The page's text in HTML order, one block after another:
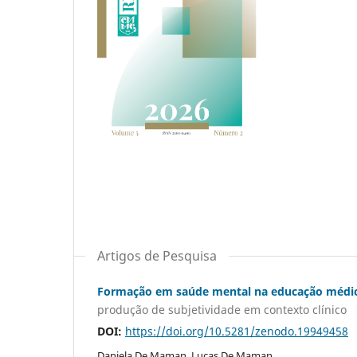
Artigos de Pesquisa
Formação em saúde mental na educação
produção de subjetividade em contexto clínico
DOI: https://doi.org/10.5281/zenodo.19949458